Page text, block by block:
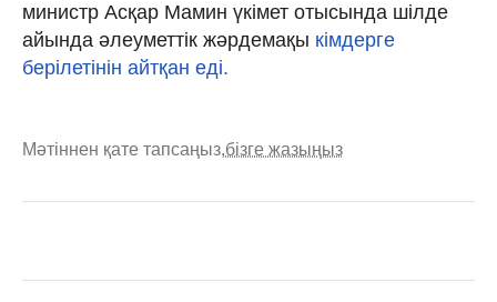
министр Асқар Мамин үкімет отысында шілде
айында әлеуметтік жәрдемақы кімдерге
берілетінін айтқан еді.
Мәтіннен қате тапсаңыз,бізге жазыңыз